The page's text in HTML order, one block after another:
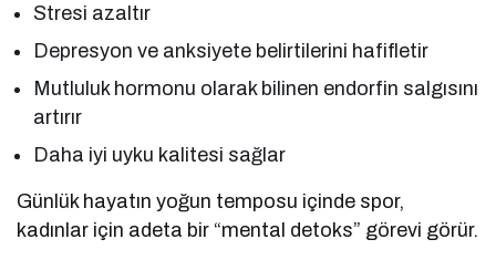
Stresi azaltır
Depresyon ve anksiyete belirtilerini hafifletir
Mutluluk hormonu olarak bilinen endorfin salgısını
artırır
Daha iyi uyku kalitesi sağlar
Günlük hayatın yoğun temposu içinde spor,
kadınlar için adeta bir “mental detoks” görevi görür.